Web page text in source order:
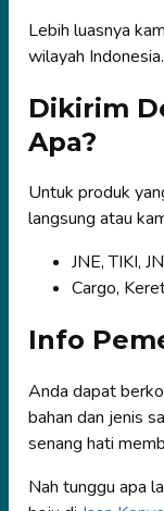
Lebih luasnya
wilayah Indonesia.
Dikirim
Apa?
Untuk produk
langsung atau
JNE, TIKI,
Cargo,
Info
Anda dapat
bahan dan jenis
senang hati
Nah tunggu apa